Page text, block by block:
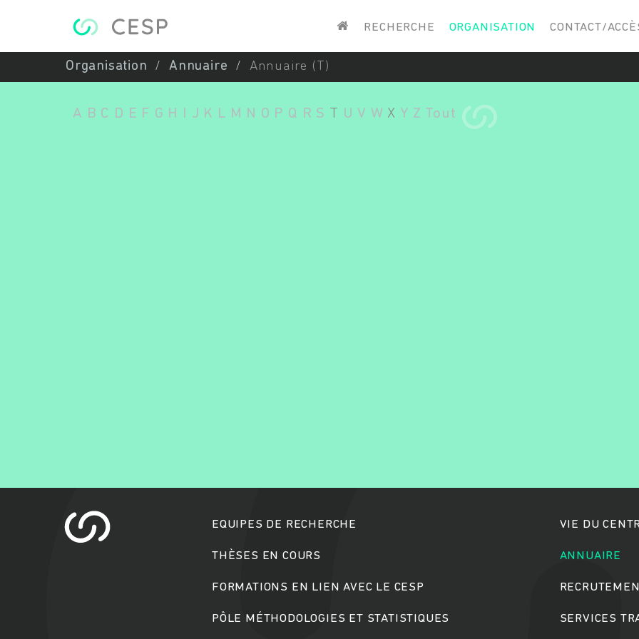
RECHERCHE ORGANISATION CONTACT/
Organisation Annuaire Annuaire (T)
A B C D E F G H J K L M N O P Q R S U V W X Y Z Tout
EQUIPES DE RECHERCHE
THÈSES EN COURS
FORMATIONS EN LIEN AVEC LE CESP
PÔLE MÉTHODOLOGIES ET STATISTIQUES
VIE DU
ANNUAIRE
SERVICES